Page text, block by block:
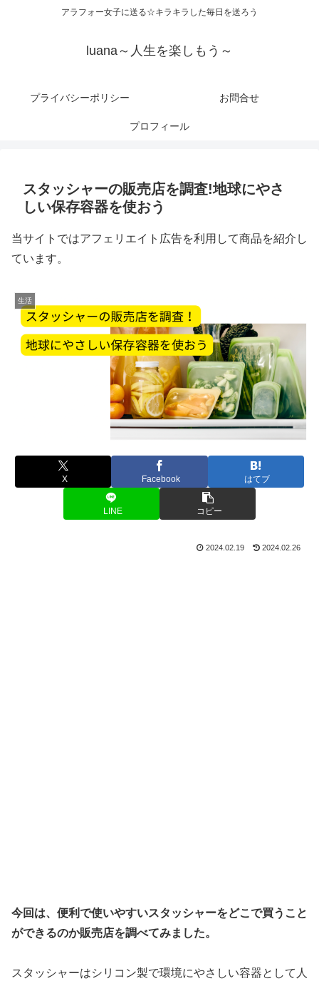
アラフォー女子に送る☆キラキラした毎日を送ろう
luana～人生を楽しもう～
プライバシーポリシー お問合せ
プロフィール
スタッシャーの販売店を調査!地球にやさ
しい保存容器を使おう
当サイトではアフェリエイト広告を利用して商品を紹介し
ています。
生活
X Facebook はてブ
LINE コピー
2024.02.19 2024.02.26
今回は、便利で使いやすいスタッシャーをどこで買うこと
ができるのか販売店を調べてみました。
スタッシャーはシリコン製で環境にやさしい容器として人